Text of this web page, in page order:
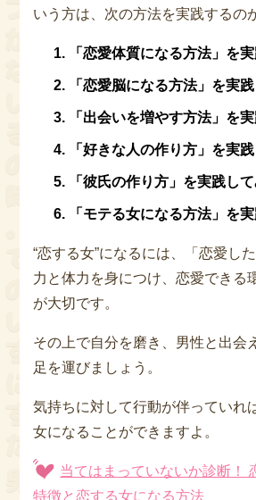
いう方は、次の方法を実践するの
「恋愛体質になる方法」を
「恋愛脳になる方法」を実
「出会いを増やす方法」を
「好きな人の作り方」を実
「彼氏の作り方」を実践し
「モテる女になる方法」を
“恋する女”になるには、「恋愛し
力と体力を身につけ、恋愛できる
が大切です。
その上で自分を磨き、男性と出会
足を運びましょう。
気持ちに対して行動が伴っていれ
女になることができますよ。
当てはまっていないか診断！
特徴と恋する女になる方法